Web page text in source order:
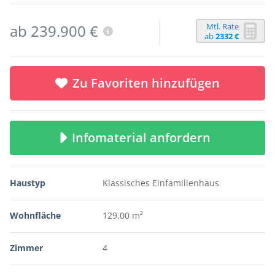
ab 239.900 €
Mtl. Rate
ab2332 €
Zu Favoriten hinzufügen
Infomaterial anfordern
Haustyp Klassisches Einfamilienhaus
Wohnfläche 129,00 m²
Zimmer 4